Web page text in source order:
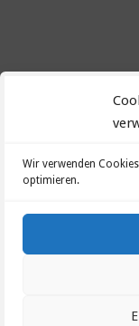
Wir verwenden
optimieren.
©2026 Evang.-